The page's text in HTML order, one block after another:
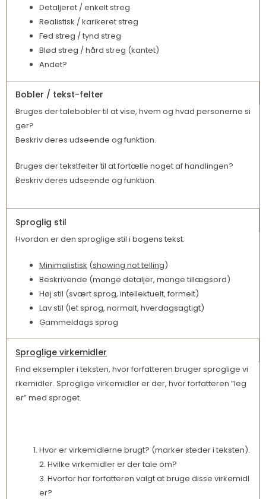
Detaljeret / enkelt streg
Realistisk / karikeret streg
Fed streg / tynd streg
Blød streg / hård streg (kantet)
Andet?
Bobler / tekst-felter
Bruges der talebobler til at vise, hvem og hvad personerne si
ger?
Beskriv deres udseende og funktion.
Bruges der tekstfelter til at fortælle noget af handlingen?
Beskriv deres udseende og funktion.
Sproglig stil
Hvordan er den sproglige stil i bogens tekst:
Minimalistisk (showing not telling)
Beskrivende (mange detaljer, mange tillægsord)
Høj stil (svært sprog, intellektuelt, formelt)
Lav stil (let sprog, normalt, hverdagsagtigt)
Gammeldags sprog
Sproglige virkemidler
Find eksempler i teksten, hvor forfatteren bruger sproglige vi
rkemidler. Sproglige virkemidler er der, hvor forfatteren “leg
er” med sproget.
Hvor er virkemidlerne brugt? (marker steder i teksten).
2. Hvilke virkemidler er der tale om?
3. Hvorfor har forfatteren valgt at bruge disse virkemidl
er?